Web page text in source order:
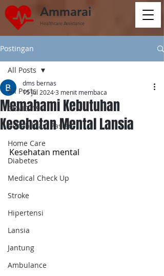
Ammarai
Healthcare Assistance
Postingan
All Posts
COVID-19
Rehabilitasi Pasien
Home Care
Diabetes
Medical Check Up
Stroke
Hipertensi
Lansia
Jantung
Ambulance
All Posts
Memahami Kebutuhan
Kesehatan Mental Lansia
dms bernas
15 Jul 20243 menit membaca
Kesehatan mental